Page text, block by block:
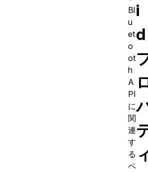
i
d
Bl
u
et
o
ot
h
A
PI
に
関
連
す
る
ペ